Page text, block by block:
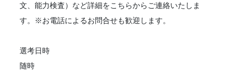
文、能力検査）など詳細をこちらからご連絡いたしま
す。※お電話によるお問合せも歓迎します。
選考日時
随時